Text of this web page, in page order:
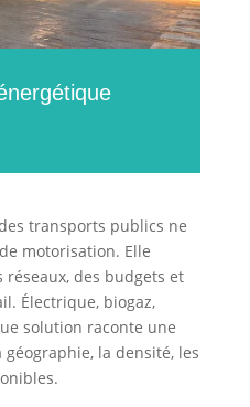
transports publics ne
motorisation. Elle
des budgets et
Électrique, biogaz,
solution raconte une
la densité, les